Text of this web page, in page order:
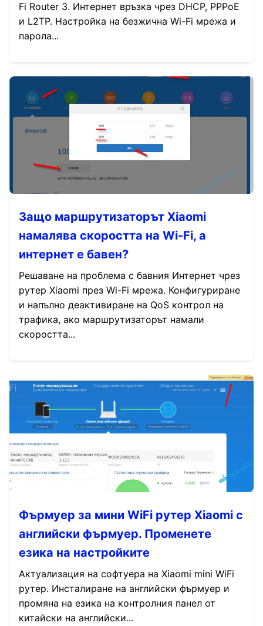
Fi Router 3. Интернет връзка чрез DHCP, PPPoE
и L2TP. Настройка на безжична Wi-Fi мрежа и
парола...
Защо маршрутизаторът Xiaomi
намалява скоростта на Wi-Fi, а
интернет е бавен?
Решаване на проблема с бавния Интернет чрез
рутер Xiaomi през Wi-Fi мрежа. Конфигуриране
и напълно деактивиране на QoS контрол на
трафика, ако маршрутизаторът намали
скоростта...
Фърмуер за мини WiFi рутер Xiaomi с
английски фърмуер. Променете
езика на настройките
Актуализация на софтуера на Xiaomi mini WiFi
рутер. Инсталиране на английски фърмуер и
промяна на езика на контролния панел от
китайски на английски...